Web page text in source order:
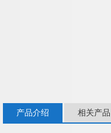
产品介绍 相关产品